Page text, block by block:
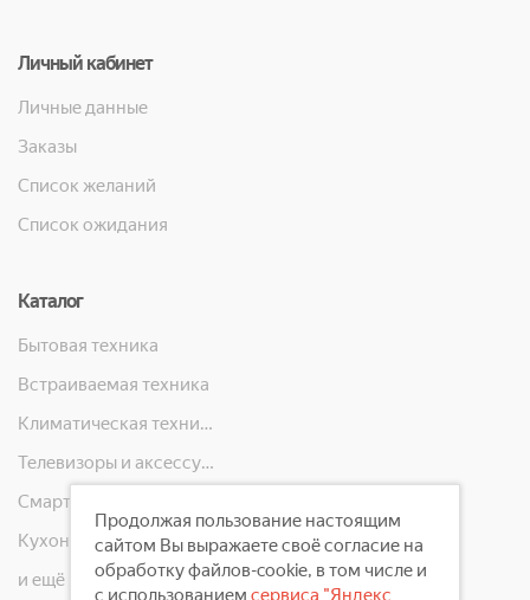
Личный кабинет
Личные данные
Заказы
Список желаний
Список ожидания
Каталог
Бытовая техника
Встраиваемая техника
Климатическая техника
Телевизоры и аксессуары
Кухонная техника
и ещё 10 категорий
Продолжая пользование настоящим
сайтом Вы выражаете своё согласие на
обработку файлов-cookie, в том числе и
с использованием сервиса "Яндекс